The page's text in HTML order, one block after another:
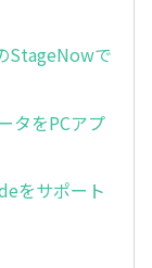
StageNowで
タをPCアプ
をサポート